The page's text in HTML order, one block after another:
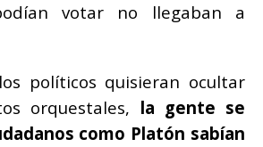
votar no llegaban a
políticos quisieran ocultar
orquestales, la gente se
como Platón sabían